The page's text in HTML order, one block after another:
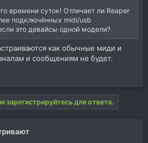
времени суток! Отличает ли Reaper
подключённых midi/usb
это девайсы одной модели?
как обычные миди и
и сообщениям не будет.
зарегистрируйтесь для ответа.